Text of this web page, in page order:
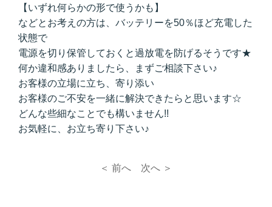
【いずれ何らかの形で使うかも】
などとお考えの方は、バッテリーを50％ほど充電した
状態で
電源を切り保管しておくと過放電を防げるそうです★
何か違和感ありましたら、まずご相談下さい♪
お客様の立場に立ち、寄り添い
お客様のご不安を一緒に解決できたらと思います☆
どんな些細なことでも構いません!!
お気軽に、お立ち寄り下さい♪
＜ 前へ 次へ ＞